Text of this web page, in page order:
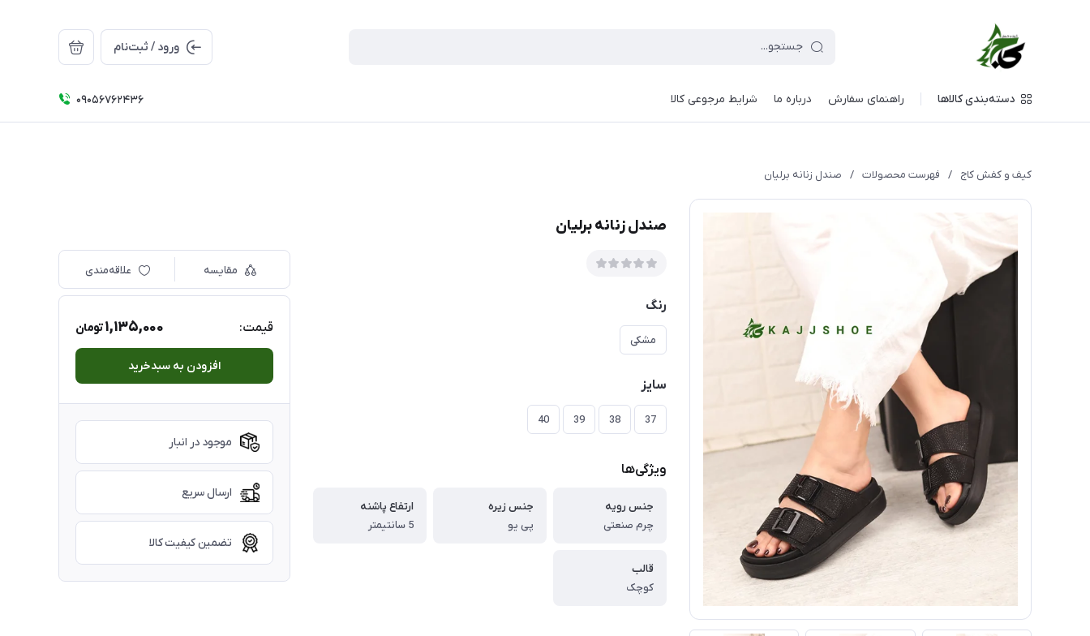
ورود / ثبت‌نام
دسته‌بندی کالاها راهنمای سفارش درباره ما شرایط مرجوعی کالا 09056762436
کیف و کفش کاج / فهرست محصولات / صندل زنانه برلیان
صندل زنانه برلیان
رنگ
مشکی
سایز
37
38
39
40
ویژگی‌ها
جنس رویه
چرم صنعتی
جنس زیره
پی یو
ارتفاع پاشنه
5 سانتیمتر
قالب
کوچک
مقایسه علاقه‌مندی
قیمت: 1,135,000تومان
افزودن به سبدخرید
موجود در انبار
ارسال سریع
تضمین کیفیت کالا